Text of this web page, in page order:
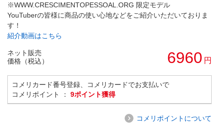
※WWW.CRESCIMENTOPESSOAL.ORG 限定モデル
YouTuberの皆様に商品の使い心地などをご紹介いただいておりま
す！
紹介動画はこちら
ネット販売
価格（税込）
6960 円
コメリカード番号登録、コメリカードでお支払いで
コメリポイント ： 9ポイント獲得
コメリポイントについて